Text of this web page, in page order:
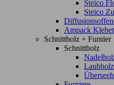
Steico
Steico
Ampack
Schnittholz + Furnier
Schnittholz
Laubholz